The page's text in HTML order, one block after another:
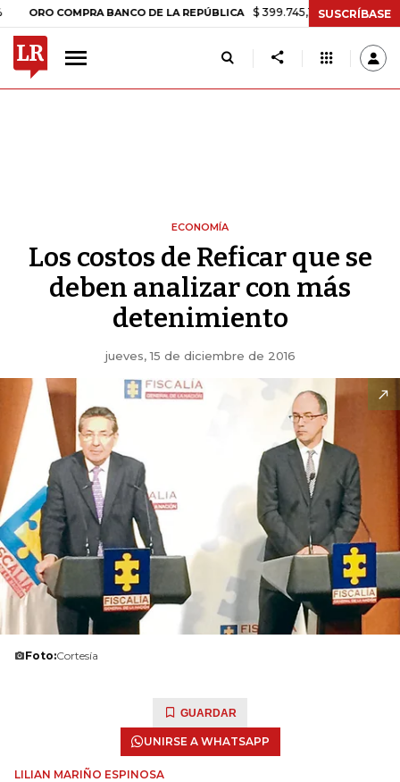
COMPRA BANCO DE LA REPÚBLICA $ 399.745,16 +$ 2.295,71 +0,58%
SUSCRÍBASE
ECONOMÍA
Los costos de Reficar que se
deben analizar con más
detenimiento
jueves, 15 de diciembre de 2016
Foto:Cortesía
GUARDAR
UNIRSE A WHATSAPP
LILIAN MARIÑO ESPINOSA